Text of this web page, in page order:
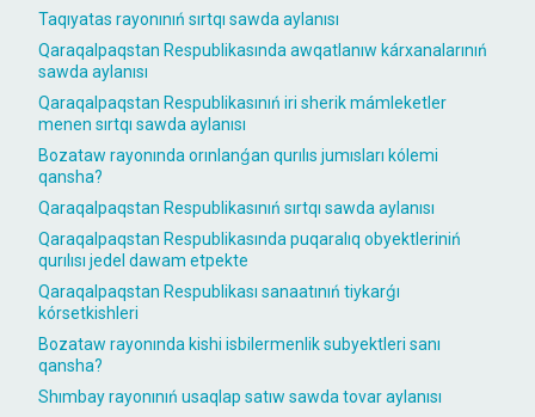
Taqıyatas rayonınıń sırtqı sawda aylanısı
Qaraqalpaqstan Respublikasında awqatlanıw kárxanalarınıń
sawda aylanısı
Qaraqalpaqstan Respublikasınıń iri sherik mámleketler
menen sırtqı sawda aylanısı
Bozataw rayonında orınlanǵan qurılıs jumısları kólemi
qansha?
Qaraqalpaqstan Respublikasınıń sırtqı sawda aylanısı
Qaraqalpaqstan Respublikasında puqaralıq obyektleriniń
qurılısı jedel dawam etpekte
Qaraqalpaqstan Respublikası sanaatınıń tiykarǵı
kórsetkishleri
Bozataw rayonında kishi isbilermenlik subyektleri sanı
qansha?
Shımbay rayonınıń usaqlap satıw sawda tovar aylanısı